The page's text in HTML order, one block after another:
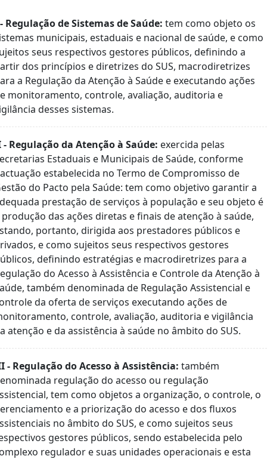
Regulação de Sistemas de Saúde: tem como objeto os
municipais, estaduais e nacional de saúde, e como
seus respectivos gestores públicos, definindo a
dos princípios e diretrizes do SUS, macrodiretrizes
a Regulação da Atenção à Saúde e executando ações
monitoramento, controle, avaliação, auditoria e
desses sistemas.
- Regulação da Atenção à Saúde: exercida pelas
Estaduais e Municipais de Saúde, conforme
estabelecida no Termo de Compromisso de
do Pacto pela Saúde: tem como objetivo garantir a
prestação de serviços à população e seu objeto é
produção das ações diretas e finais de atenção à saúde,
portanto, dirigida aos prestadores públicos e
e como sujeitos seus respectivos gestores
definindo estratégias e macrodiretrizes para a
do Acesso à Assistência e Controle da Atenção à
também denominada de Regulação Assistencial e
da oferta de serviços executando ações de
controle, avaliação, auditoria e vigilância
atenção e da assistência à saúde no âmbito do SUS.
- Regulação do Acesso à Assistência: também
regulação do acesso ou regulação
tem como objetos a organização, o controle, o
e a priorização do acesso e dos fluxos
no âmbito do SUS, e como sujeitos seus
gestores públicos, sendo estabelecida pelo
regulador e suas unidades operacionais e esta